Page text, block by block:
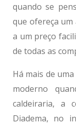
quando se
que ofereça um
a um preço
de todas as
Há mais de
moderno
caldeiraria, a
Diadema, no